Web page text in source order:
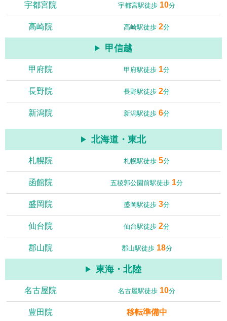
宇都宮院 宇都宮駅徒歩 10分
高崎院 高崎駅徒歩2分
甲信越
甲府院 甲府駅徒歩 1分
長野院 長野駅徒歩2分
新潟院 新潟駅徒歩6分
北海道・東北
札幌院 札幌駅徒歩5分
函館院 五稜郭公園前駅徒歩 1分
盛岡院 盛岡駅徒歩3分
仙台院 仙台駅徒歩2分
郡山院 郡山駅徒歩 18分
東海・北陸
名古屋院 名古屋駅徒歩 10分
豊田院 移転準備中